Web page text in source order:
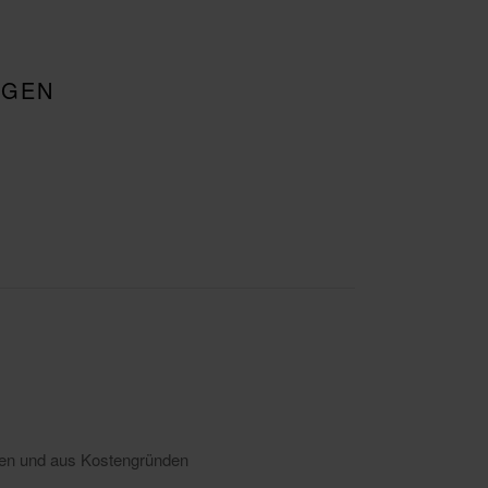
und aus Kostengründen